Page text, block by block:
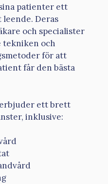
patienter ett
leende. Deras
och specialister
tekniken och
för att
får den bästa
ett brett
inklusive: